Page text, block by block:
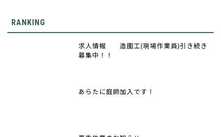
RANKING
求人情報 造園工(現場作業員)引き続き
募集中！！
あらたに庭師加入です！